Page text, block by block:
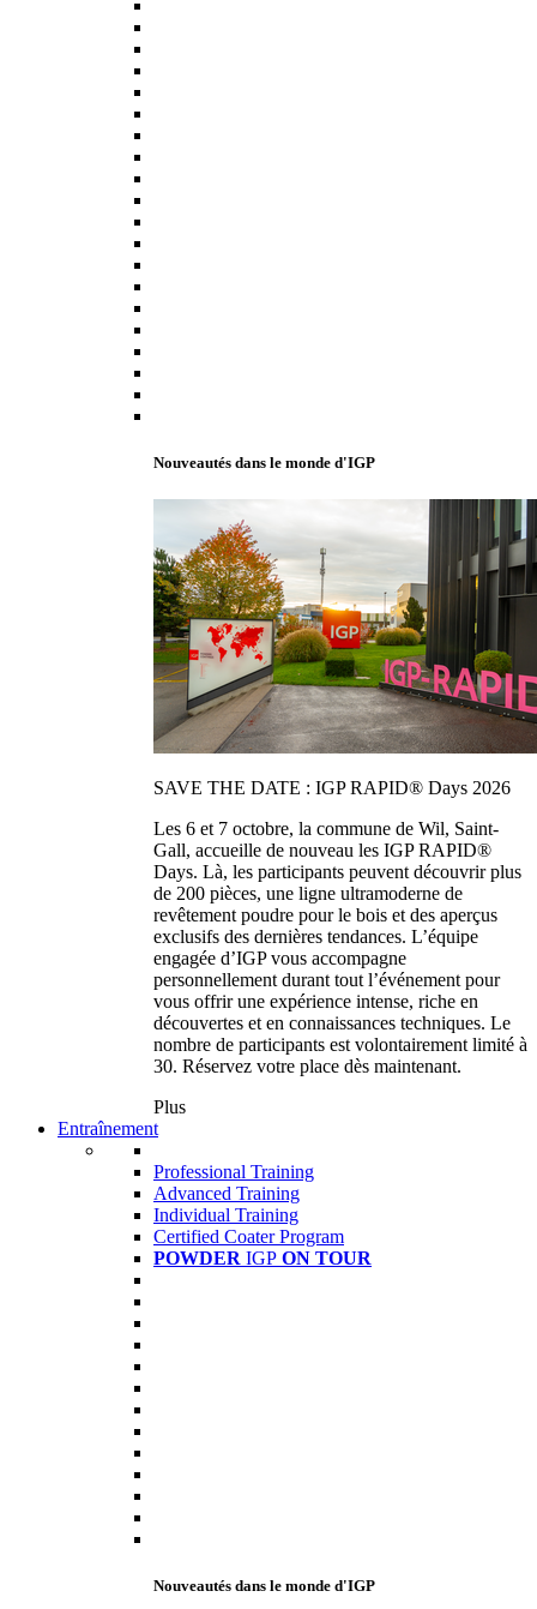
Nouveautés dans le monde d'IGP
SAVE THE DATE : IGP RAPID® Days 2026
Les 6 et 7 octobre, la commune de Wil, Saint-
Gall, accueille de nouveau les IGP RAPID®
Days. Là, les participants peuvent découvrir plus
de 200 pièces, une ligne ultramoderne de
revêtement poudre pour le bois et des aperçus
exclusifs des dernières tendances. L’équipe
engagée d’IGP vous accompagne
personnellement durant tout l’événement pour
vous offrir une expérience intense, riche en
découvertes et en connaissances techniques. Le
nombre de participants est volontairement limité à
30. Réservez votre place dès maintenant.
Plus
Entraînement
Professional Training
Advanced Training
Individual Training
Certified Coater Program
POWDER IGP ON TOUR
Nouveautés dans le monde d'IGP